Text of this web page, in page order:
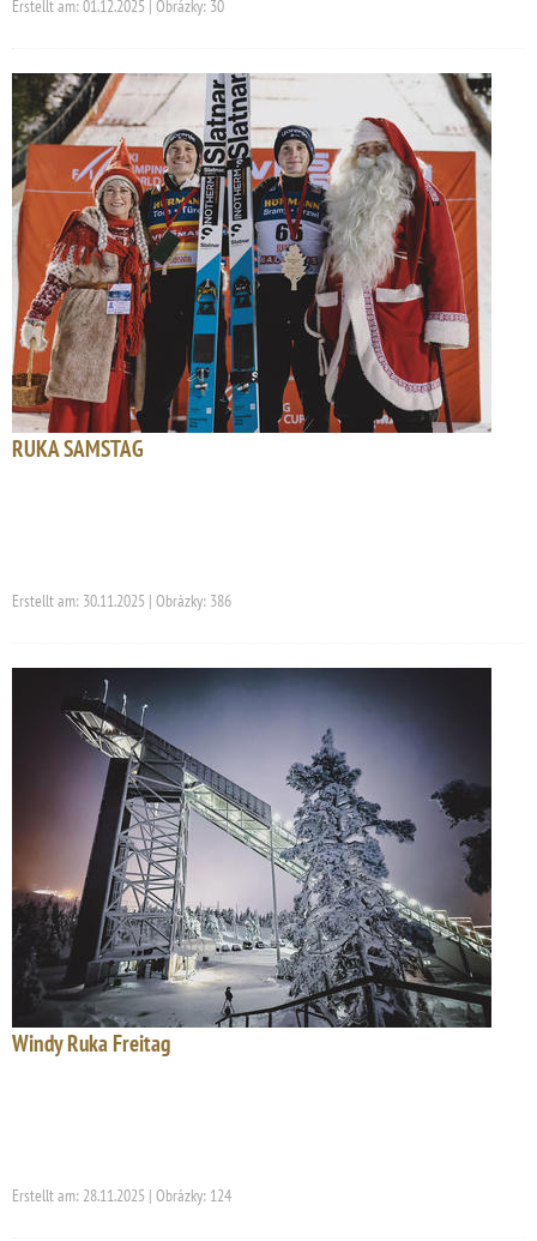
Erstellt am: 01.12.2025 | Obrázky: 30
RUKA SAMSTAG
Erstellt am: 30.11.2025 | Obrázky: 386
Windy Ruka Freitag
Erstellt am: 28.11.2025 | Obrázky: 124